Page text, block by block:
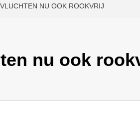
NU OOK ROOKVRIJ
nu ook